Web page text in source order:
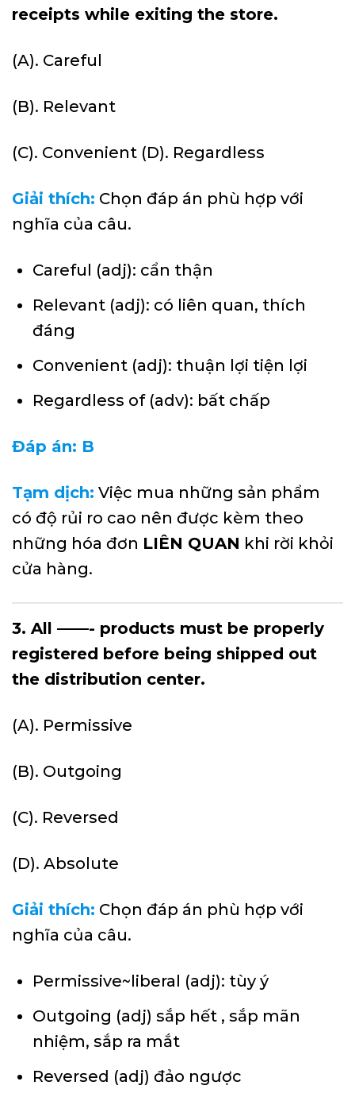
receipts while exiting the store.
(A). Careful
(B). Relevant
(C). Convenient (D). Regardless
Giải thích: Chọn đáp án phù hợp với
nghĩa của câu.
Careful (adj): cẩn thận
Relevant (adj): có liên quan, thích
đáng
Convenient (adj): thuận lợi tiện lợi
Regardless of (adv): bất chấp
Đáp án: B
Tạm dịch: Việc mua những sản phẩm
có độ rủi ro cao nên được kèm theo
những hóa đơn LIÊN QUAN khi rời khỏi
cửa hàng.
3. All ——- products must be properly
registered before being shipped out
the distribution center.
(A). Permissive
(B). Outgoing
(C). Reversed
(D). Absolute
Giải thích: Chọn đáp án phù hợp với
nghĩa của câu.
Permissive~liberal (adj): tùy ý
Outgoing (adj) sắp hết , sắp mãn
nhiệm, sắp ra mắt
Reversed (adj) đảo ngược